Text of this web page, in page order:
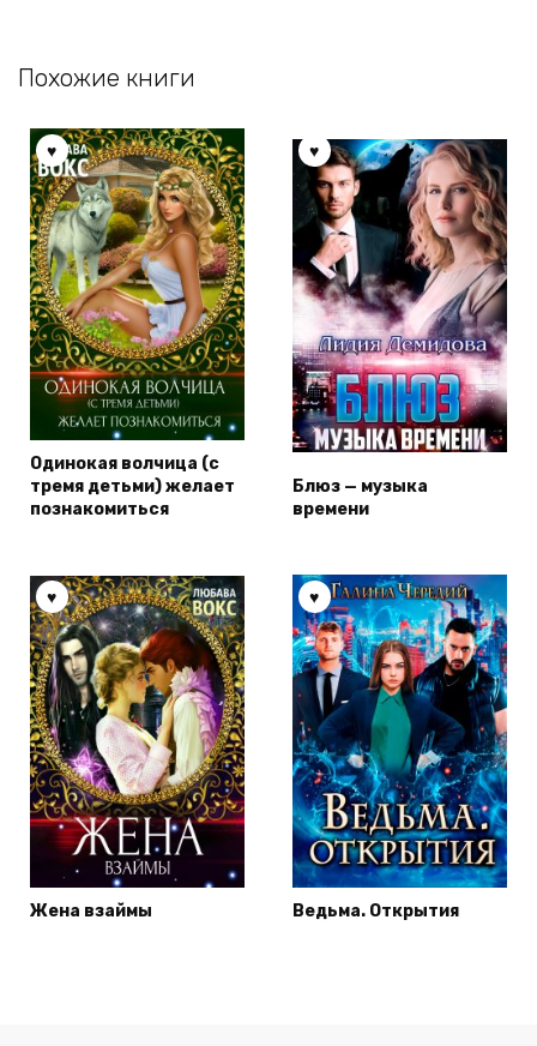
Похожие книги
Одинокая волчица (с
тремя детьми) желает
познакомиться
Блюз — музыка
времени
Жена взаймы Ведьма. Открытия